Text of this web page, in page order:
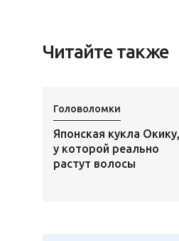
Читайте также
Головоломки
Японская кукла Окику,
у которой реально
растут волосы